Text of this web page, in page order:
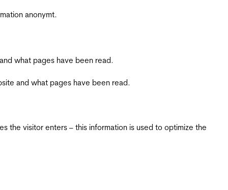
anonymt.
what pages have been read.
and what pages have been read.
the visitor enters – this information is used to optimize the